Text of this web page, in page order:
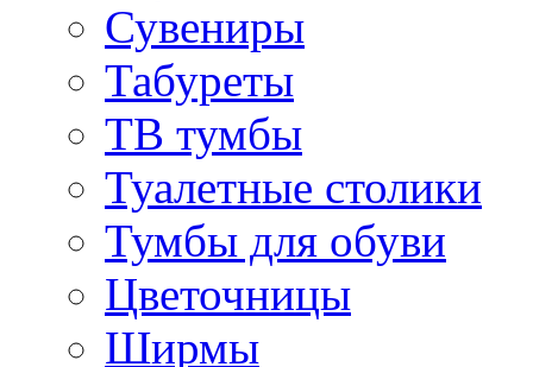
Сувениры
Табуреты
ТВ тумбы
Туалетные столики
Тумбы для обуви
Цветочницы
Ширмы